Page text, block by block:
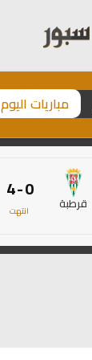
مباريات اليوم
قرطبة 0 - 4
انتهت